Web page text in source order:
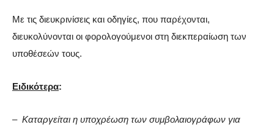
Με τις διευκρινίσεις και οδηγίες, που παρέχονται,
διευκολύνονται οι φορολογούμενοι στη διεκπεραίωση των
υποθέσεών τους.
Ειδικότερα:
– Καταργείται η υποχρέωση των συμβολαιογράφων για